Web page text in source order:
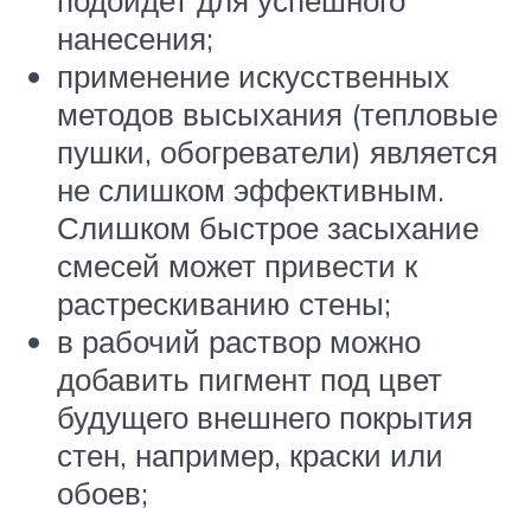
нанесения;
применение искусственных
методов высыхания (тепловые
пушки, обогреватели) является
не слишком эффективным.
Слишком быстрое засыхание
смесей может привести к
растрескиванию стены;
в рабочий раствор можно
добавить пигмент под цвет
будущего внешнего покрытия
стен, например, краски или
обоев;